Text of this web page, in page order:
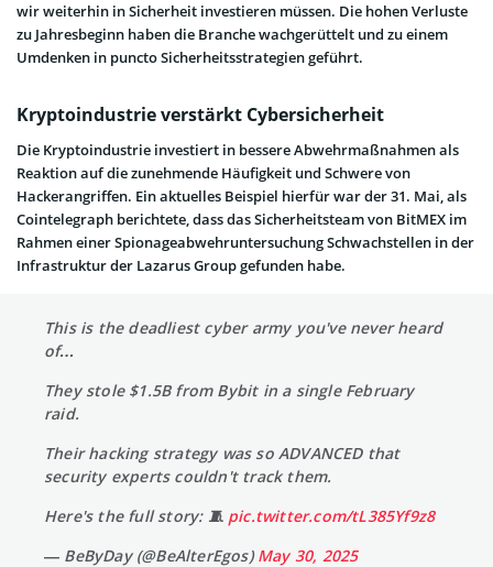
wir weiterhin in Sicherheit investieren müssen. Die hohen Verluste
zu Jahresbeginn haben die Branche wachgerüttelt und zu einem
Umdenken in puncto Sicherheitsstrategien geführt.
Kryptoindustrie verstärkt Cybersicherheit
Die Kryptoindustrie investiert in bessere Abwehrmaßnahmen als
Reaktion auf die zunehmende Häufigkeit und Schwere von
Hackerangriffen. Ein aktuelles Beispiel hierfür war der 31. Mai, als
Cointelegraph berichtete, dass das Sicherheitsteam von BitMEX im
Rahmen einer Spionageabwehruntersuchung Schwachstellen in der
Infrastruktur der Lazarus Group gefunden habe.
This is the deadliest cyber army you've never heard
of…
They stole $1.5B from Bybit in a single February
raid.
Their hacking strategy was so ADVANCED that
security experts couldn't track them.
Here's the full story: 🧵 pic.twitter.com/tL385Yf9z8
— BeByDay (@BeAlterEgos)May 30, 2025